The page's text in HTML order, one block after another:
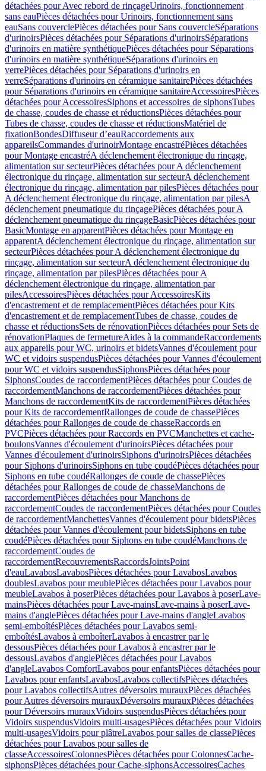
détachées pour Avec rebord de rinçageUrinoirs, fonctionnement
sans eauPièces détachées pour Urinoirs, fonctionnement sans
eauSans couverclePièces détachées pour Sans couvercleSéparations
d'urinoirsPièces détachées pour Séparations d'urinoirsSéparations
d'urinoirs en matière synthétiquePièces détachées pour Séparations
d'urinoirs en matière synthétiqueSéparations d'urinoirs en
verrePièces détachées pour Séparations d'urinoirs en
verreSéparations d'urinoirs en céramique sanitairePièces détachées
pour Séparations d'urinoirs en céramique sanitaireAccessoiresPièces
détachées pour AccessoiresSiphons et accessoires de siphonsTubes
de chasse, coudes de chasse et réductionsPièces détachées pour
Tubes de chasse, coudes de chasse et réductionsMatériel de
fixationBondesDiffuseur d’eauRaccordements aux
appareilsCommandes d'urinoirMontage encastréPièces détachées
pour Montage encastréA déclenchement électronique du rinçage,
alimentation sur secteurPièces détachées pour A déclenchement
électronique du rinçage, alimentation sur secteurA déclenchement
électronique du rinçage, alimentation par pilesPièces détachées pour
A déclenchement électronique du rinçage, alimentation par pilesA
déclenchement pneumatique du rinçagePièces détachées pour A
déclenchement pneumatique du rinçageBasicPièces détachées pour
BasicMontage en apparentPièces détachées pour Montage en
apparentA déclenchement électronique du rinçage, alimentation sur
secteurPièces détachées pour A déclenchement électronique du
rinçage, alimentation sur secteurA déclenchement électronique du
rinçage, alimentation par pilesPièces détachées pour A
déclenchement électronique du rinçage, alimentation par
pilesAccessoiresPièces détachées pour AccessoiresKits
d'encastrement et de remplacementPièces détachées pour Kits
d'encastrement et de remplacementTubes de chasse, coudes de
chasse et réductionsSets de rénovationPièces détachées pour Sets de
rénovationPlaques de fermetureAides à la commandeRaccordements
aux appareils pour WC, urinoirs et bidetsVannes d'écoulement pour
WC et vidoirs suspendusPièces détachées pour Vannes d'écoulement
pour WC et vidoirs suspendusSiphonsPièces détachées pour
SiphonsCoudes de raccordementPièces détachées pour Coudes de
raccordementManchons de raccordementPièces détachées pour
Manchons de raccordementKits de raccordementPièces détachées
pour Kits de raccordementRallonges de coude de chassePièces
détachées pour Rallonges de coude de chasseRaccords en
PVCPièces détachées pour Raccords en PVCManchettes et cache-
boulonsVannes d'écoulement d'urinoirsPièces détachées pour
Vannes d'écoulement d'urinoirsSiphons d'urinoirsPièces détachées
pour Siphons d'urinoirsSiphons en tube coudéPièces détachées pour
Siphons en tube coudéRallonges de coude de chassePièces
détachées pour Rallonges de coude de chasseManchons de
raccordementPièces détachées pour Manchons de
raccordementCoudes de raccordementPièces détachées pour Coudes
de raccordementManchettesVannes d'écoulement pour bidetsPièces
détachées pour Vannes d'écoulement pour bidetsSiphons en tube
coudéPièces détachées pour Siphons en tube coudéManchons de
raccordementCoudes de
raccordementRecouvrementsRaccordsJointsPoint
d'eauLavabosLavabosPièces détachées pour LavabosLavabos
doublesLavabos pour meublePièces détachées pour Lavabos pour
meubleLavabos à poserPièces détachées pour Lavabos à poserLave-
mainsPièces détachées pour Lave-mainsLave-mains à poserLave-
mains d'anglePièces détachées pour Lave-mains d'angleLavabos
semi-emboîtésPièces détachées pour Lavabos semi-
emboîtésLavabos à emboîterLavabos à encastrer par le
dessousPièces détachées pour Lavabos à encastrer par le
dessousLavabos d'anglePièces détachées pour Lavabos
d'angleLavabos ComfortLavabos pour enfantsPièces détachées pour
Lavabos pour enfantsLavabosLavabos collectifsPièces détachées
pour Lavabos collectifsAutres déversoirs murauxPièces détachées
pour Autres déversoirs murauxDéversoirs murauxPièces détachées
pour Déversoirs murauxVidoirs suspendusPièces détachées pour
Vidoirs suspendusVidoirs multi-usagesPièces détachées pour Vidoirs
multi-usagesVidoirs pour plâtreLavabos pour salles de classePièces
détachées pour Lavabos pour salles de
classeAccessoiresColonnesPièces détachées pour ColonnesCache-
siphonsPièces détachées pour Cache-siphonsAccessoiresCaches